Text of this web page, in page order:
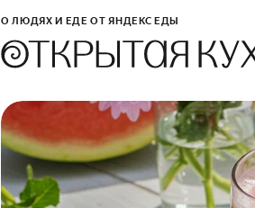
О ЛЮДЯХ И ЕДЕ ОТ ЯНДЕКС ЕДЫ